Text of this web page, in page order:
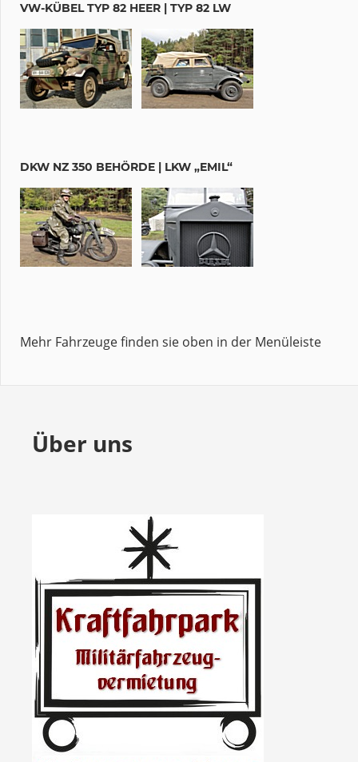
VW-KÜBEL TYP 82 HEER | TYP 82 LW
DKW NZ 350 BEHÖRDE | LKW „EMIL“
Mehr Fahrzeuge finden sie oben in der Menüleiste
Über uns